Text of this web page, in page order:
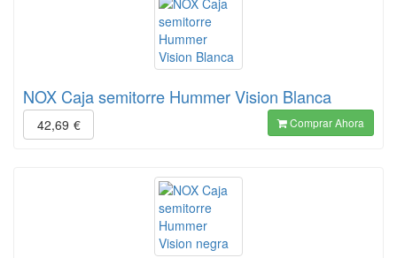
NOX Caja semitorre Hummer Vision Blanca
42,69 € Comprar Ahora